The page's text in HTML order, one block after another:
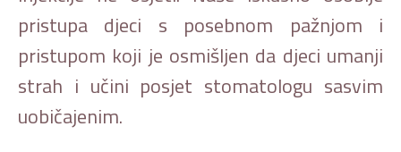
pristupa djeci s posebnom pažnjom i
pristupom koji je osmišljen da djeci umanji
strah i učini posjet stomatologu sasvim
uobičajenim.